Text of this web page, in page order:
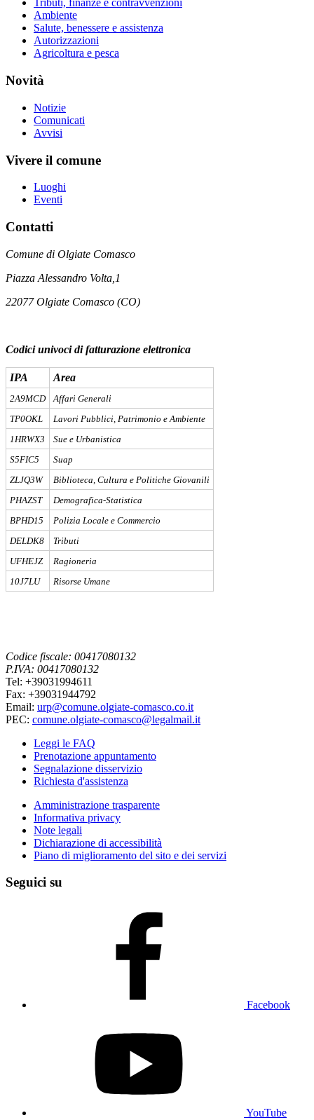
Tributi, finanze e contravvenzioni
Ambiente
Salute, benessere e assistenza
Autorizzazioni
Agricoltura e pesca
Novità
Notizie
Comunicati
Avvisi
Vivere il comune
Luoghi
Eventi
Contatti
Comune di Olgiate Comasco
Piazza Alessandro Volta,1
22077 Olgiate Comasco (CO)
Codici univoci di fatturazione elettronica
IPA Area
2A9MCD
Affari Generali
TP0OKL
Lavori Pubblici, Patrimonio e Ambiente
1HRWX3
Sue e Urbanistica
S5FIC5
Suap
ZLJQ3W
Biblioteca, Cultura e Politiche Giovanili
PHAZST
Demografica-Statistica
BPHD15
Polizia Locale e Commercio
DELDK8
Tributi
UFHEJZ
Ragioneria
10J7LU
Risorse Umane
Codice fiscale: 00417080132
P.IVA: 00417080132
Tel: +39031994611
Fax: +39031944792
Email: urp@comune.olgiate-comasco.co.it
PEC: comune.olgiate-comasco@legalmail.it
Leggi le FAQ
Prenotazione appuntamento
Segnalazione disservizio
Richiesta d'assistenza
Amministrazione trasparente
Informativa privacy
Note legali
Dichiarazione di accessibilità
Piano di miglioramento del sito e dei servizi
Seguici su
Facebook
YouTube